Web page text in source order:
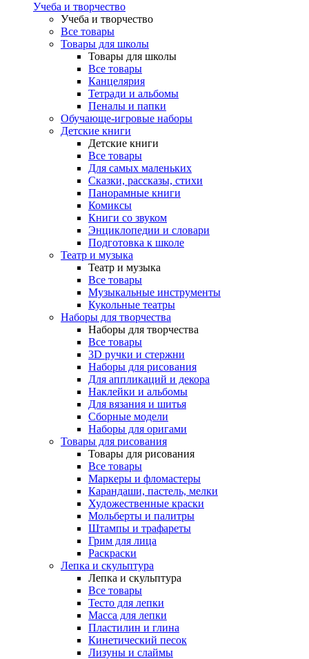
Учеба и творчество
Учеба и творчество
Все товары
Товары для школы
Товары для школы
Все товары
Канцелярия
Тетради и альбомы
Пеналы и папки
Обучающе-игровые наборы
Детские книги
Детские книги
Все товары
Для самых маленьких
Сказки, рассказы, стихи
Панорамные книги
Комиксы
Книги со звуком
Энциклопедии и словари
Подготовка к школе
Театр и музыка
Театр и музыка
Все товары
Музыкальные инструменты
Кукольные театры
Наборы для творчества
Наборы для творчества
Все товары
3D ручки и стержни
Наборы для рисования
Для аппликаций и декора
Наклейки и альбомы
Для вязания и шитья
Сборные модели
Наборы для оригами
Товары для рисования
Товары для рисования
Все товары
Маркеры и фломастеры
Карандаши, пастель, мелки
Художественные краски
Мольберты и палитры
Штампы и трафареты
Грим для лица
Раскраски
Лепка и скульптура
Лепка и скульптура
Все товары
Тесто для лепки
Масса для лепки
Пластилин и глина
Кинетический песок
Лизуны и слаймы